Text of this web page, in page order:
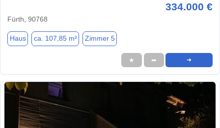
334.000 €
Fürth, 90768
Haus ca. 107,85 m² Zimmer 5
★ ➦ ➜